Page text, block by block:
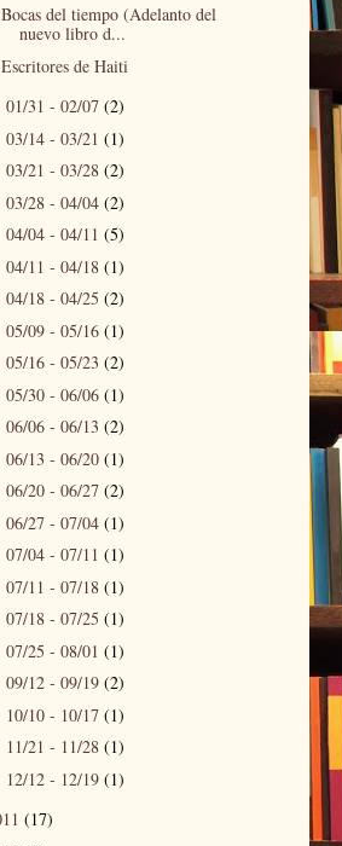
Bocas del tiempo (Adelanto del
nuevo libro d...
Escritores de Haiti
01/31 - 02/07 (2)
03/14 - 03/21 (1)
03/21 - 03/28 (2)
03/28 - 04/04 (2)
04/04 - 04/11 (5)
04/11 - 04/18 (1)
04/18 - 04/25 (2)
05/09 - 05/16 (1)
05/16 - 05/23 (2)
05/30 - 06/06 (1)
06/06 - 06/13 (2)
06/13 - 06/20 (1)
06/20 - 06/27 (2)
06/27 - 07/04 (1)
07/04 - 07/11 (1)
07/11 - 07/18 (1)
07/18 - 07/25 (1)
07/25 - 08/01 (1)
09/12 - 09/19 (2)
10/10 - 10/17 (1)
11/21 - 11/28 (1)
12/12 - 12/19 (1)
(17)